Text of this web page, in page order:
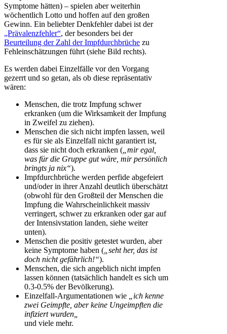
Symptome hätten) – spielen aber weiterhin
wöchentlich Lotto und hoffen auf den großen
Gewinn. Ein beliebter Denkfehler dabei ist der
„Prävalenzfehler“, der besonders bei der
Beurteilung der Zahl der Impfdurchbrüche zu
Fehleinschätzungen führt (siehe Bild rechts).
Es werden dabei Einzelfälle vor den Vorgang
gezerrt und so getan, als ob diese repräsentativ
wären:
Menschen, die trotz Impfung schwer
erkranken (um die Wirksamkeit der Impfung
in Zweifel zu ziehen).
Menschen die sich nicht impfen lassen, weil
es für sie als Einzelfall nicht garantiert ist,
dass sie nicht doch erkranken ( „mir egal,
was für die Gruppe gut wäre, mir persönlich
bringts ja nix“).
Impfdurchbrüche werden perfide abgefeiert
und/oder in ihrer Anzahl deutlich überschätzt
(obwohl für den Großteil der Menschen die
Impfung die Wahrscheinlichkeit massiv
verringert, schwer zu erkranken oder gar auf
der Intensivstation landen, siehe weiter
unten).
Menschen die positiv getestet wurden, aber
keine Symptome haben ( „seht her, das ist
doch nicht gefährlich!“).
Menschen, die sich angeblich nicht impfen
lassen können (tatsächlich handelt es sich um
0.3-0.5% der Bevölkerung).
Einzelfall-Argumentationen wie
„ich kenne
zwei Geimpfte, aber keine Ungeimpften die
infiziert wurden
und viele mehr.